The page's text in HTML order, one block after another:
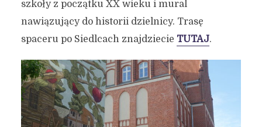
szkoły z początku XX wieku i mural
nawiązujący do historii dzielnicy. Trasę
spaceru po Siedlcach znajdziecie TUTAJ.